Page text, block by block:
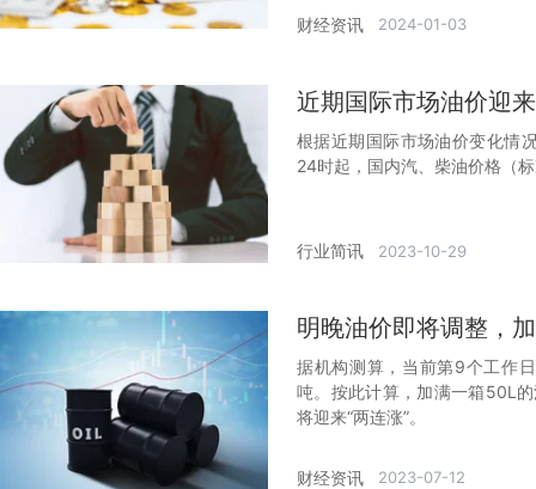
吨，折升价92号汽油、95号汽
财经资讯 2024-01-03
近期国际市场油价迎
根据近期国际市场油价变化情
24时起，国内汽、柴油价格（
行业简讯 2023-10-29
明晚油价即将调整，
据机构测算，当前第9个工作
吨。按此计算，加满一箱50L
将迎来“两连涨”。
财经资讯 2023-07-12